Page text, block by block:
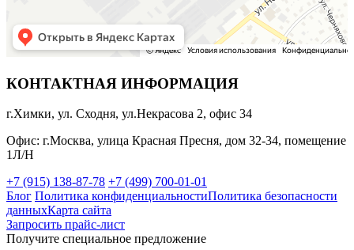
КОНТАКТНАЯ ИНФОРМАЦИЯ
г.Химки, ул. Сходня, ул.Некрасова 2, офис 34
Офис: г.Москва, улица Красная Пресня, дом 32-34, помещение
1Л/Н
+7 (915) 138-87-78 +7 (499) 700-01-01
Блог Политика конфиденциальностиПолитика безопасности
данныхКарта сайта
Запросить прайс-лист
Получите специальное предложение